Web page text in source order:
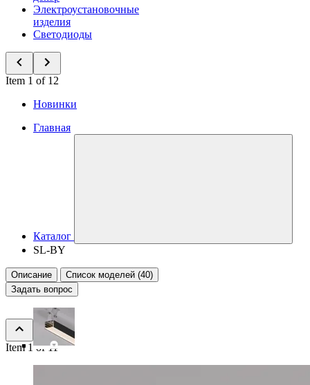
Электроустановочные
изделия
Светодиоды
Item 1 of 12
Новинки
Главная
Каталог
SL-BY
Описание
Список моделей (40)
Задать вопрос
Item 1 of 11